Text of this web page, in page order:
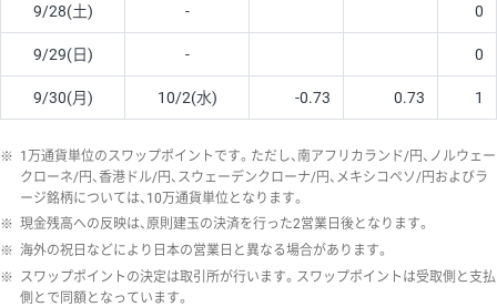
9/28(土) - 0
9/29(日) - 0
9/30(月) 10/2(水) -0.73 0.73 1
※ 1万通貨単位のスワップポイントです。ただし、南アフリカランド/円、ノルウェー
クローネ/円、香港ドル/円、スウェーデンクローナ/円、メキシコペソ/円およびラ
ージ銘柄については、10万通貨単位となります。
※ 現金残高への反映は、原則建玉の決済を行った2営業日後となります。
※ 海外の祝日などにより日本の営業日と異なる場合があります。
※ スワップポイントの決定は取引所が行います。スワップポイントは受取側と支払
側とで同額となっています。